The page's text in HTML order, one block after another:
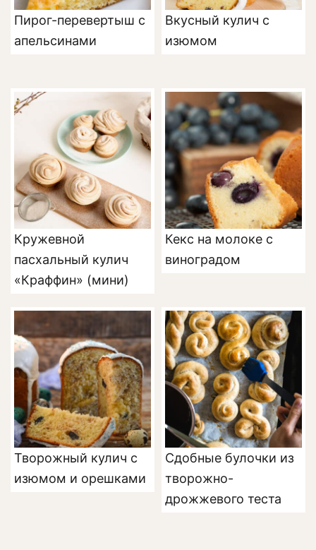
Пирог-перевертыш с
апельсинами
Вкусный кулич с
изюмом
Кружевной
пасхальный кулич
«Краффин» (мини)
Кекс на молоке с
виноградом
Творожный кулич с
изюмом и орешками
Сдобные булочки из
творожно-
дрожжевого теста